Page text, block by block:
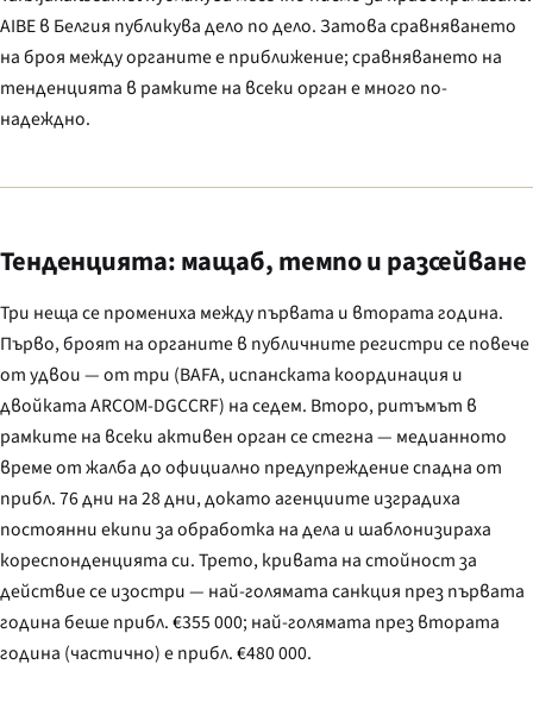
AIBE в Белгия публикува дело по дело. Затова сравняването
на броя между органите е приближение; сравняването на
тенденцията в рамките на всеки орган е много по-
надеждно.
Тенденцията: мащаб, темпо и разсейване
Три неща се промениха между първата и втората година.
Първо, броят на органите в публичните регистри се повече
от удвои — от три (BAFA, испанската координация и
двойката ARCOM-DGCCRF) на седем. Второ, ритъмът в
рамките на всеки активен орган се стегна — медианното
време от жалба до официално предупреждение спадна от
прибл. 76 дни на 28 дни, докато агенциите изградиха
постоянни екипи за обработка на дела и шаблонизираха
кореспонденцията си. Трето, кривата на стойност за
действие се изостри — най-голямата санкция през първата
година беше прибл. €355 000; най-голямата през втората
година (частично) е прибл. €480 000.